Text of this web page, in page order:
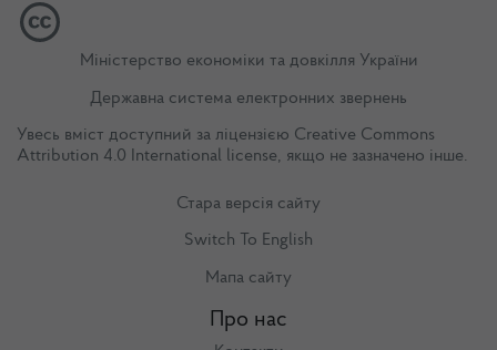
Міністерство економіки та довкілля України
Державна система електронних звернень
Увесь вміст доступний за ліцензією Creative Commons
Attribution 4.0 International license, якщо не зазначено інше.
Стара версія сайту
Switch To English
Мапа сайту
Про нас